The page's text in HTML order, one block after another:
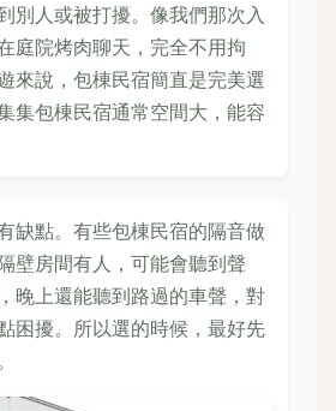
別人或被打擾。像我們那次入
庭院烤肉聊天，完全不用拘
來說，包棟民宿簡直是完美選
集包棟民宿通常空間大，能容
缺點。有些包棟民宿的隔音做
壁房間有人，可能會聽到聲
晚上還能聽到路過的車聲，對
困擾。所以選的時候，最好先